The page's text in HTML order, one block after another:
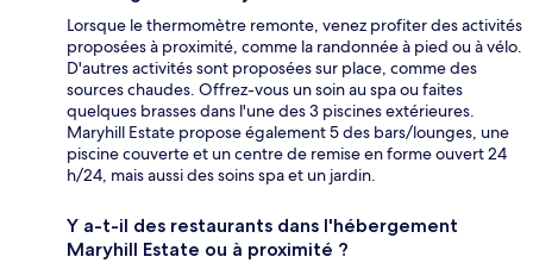
Lorsque le thermomètre remonte, venez profiter des activités
proposées à proximité, comme la randonnée à pied ou à vélo.
D'autres activités sont proposées sur place, comme des
sources chaudes. Offrez-vous un soin au spa ou faites
quelques brasses dans l'une des 3 piscines extérieures.
Maryhill Estate propose également 5 des bars/lounges, une
piscine couverte et un centre de remise en forme ouvert 24
h/24, mais aussi des soins spa et un jardin.
Y a-t-il des restaurants dans l'hébergement
Maryhill Estate ou à proximité ?